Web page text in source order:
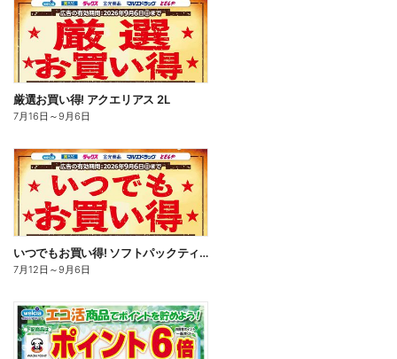
厳選お買い得! アクエリアス 2L
7月16日 ～9月6日
いつでもお買い得! ソフトパックティッシュ
7月12日 ～9月6日